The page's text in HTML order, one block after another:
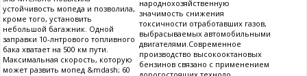
устойчивость мопеда и позволила,
кроме того, установить
небольшой багажник. Одной
заправки 10-лнтрового топливного
бака хватает на 500 км пути.
Максимальная скорость, которую
может развить мопед &mdash; 60
народнохозяйственную
значимость снижения
токсичности отработавших газов,
выбрасываемых автомобильными
двигателями.Современное
производство высокооктановых
бензинов связано с применением